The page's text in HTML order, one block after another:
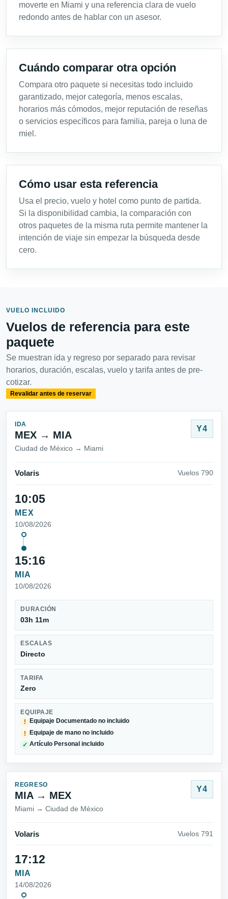
moverte en Miami y una referencia clara de vuelo
redondo antes de hablar con un asesor.
Cuándo comparar otra opción
Compara otro paquete si necesitas todo incluido
garantizado, mejor categoría, menos escalas,
horarios más cómodos, mejor reputación de reseñas
o servicios específicos para familia, pareja o luna de
miel.
Cómo usar esta referencia
Usa el precio, vuelo y hotel como punto de partida.
Si la disponibilidad cambia, la comparación con
otros paquetes de la misma ruta permite mantener la
intención de viaje sin empezar la búsqueda desde
cero.
VUELO INCLUIDO
Vuelos de referencia para este
paquete
Se muestran ida y regreso por separado para revisar
horarios, duración, escalas, vuelo y tarifa antes de pre-
cotizar.
Revalidar antes de reservar
IDA
MEX → MIA
Ciudad de México → Miami
Y4
Volaris Vuelos 790
10:05
MEX
10/08/2026
15:16
MIA
10/08/2026
DURACIÓN
03h 11m
ESCALAS
Directo
TARIFA
Zero
EQUIPAJE
!
Equipaje Documentado no incluido
! Equipaje de mano no incluido
✓ Artículo Personal incluido
REGRESO
MIA → MEX
Miami → Ciudad de México
Y4
Volaris Vuelos 791
17:12
MIA
14/08/2026